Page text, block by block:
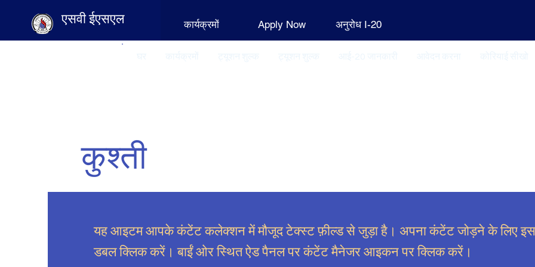
एसवी ईएसएल कार्यक्रमों Apply Now अनुरोध I-20
कुश्ती
यह आइटम आपके कंटेंट कलेक्शन में मौजूद टेक्स्ट फ़ील्ड से जुड़ा है। अपना कंटेंट जोड़ने के लिए
डबल क्लिक करें। बाईं ओर स्थित ऐड पैनल पर कंटेंट मैनेजर आइकन पर क्लिक करें।